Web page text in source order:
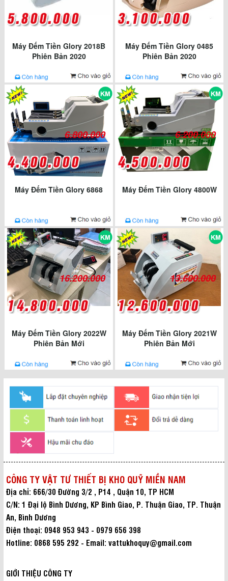
Máy Đếm Tiền Glory 2018B
Phiên Bản 2020
Máy Đếm Tiền Glory 0485
Phiên Bản 2020
6.800.000
Máy Đếm Tiền Glory 6868
6.200.000
Máy Đếm Tiền Glory 4800W
16.200.000
Máy Đếm Tiền Glory 2022W
Phiên Bản Mới
13.600.000
Máy Đếm Tiền Glory 2021W
Phiên Bản Mới
CÔNG TY VẬT TƯ THIẾT BỊ KHO QUỸ MIỀN NAM
Địa chỉ: 666/30 Đường 3/2 , P14 , Quận 10, TP HCM
C/N: 1 Đại lộ Bình Dương, KP Bình Giao, P. Thuận Giao, TP. Thuận
An, Bình Dương
Điện thoại: 0948 953 943 - 0979 656 398
Hotline: 0868 595 292 - Email: vattukhoquy@gmail.com
GIỚI THIỆU CÔNG TY